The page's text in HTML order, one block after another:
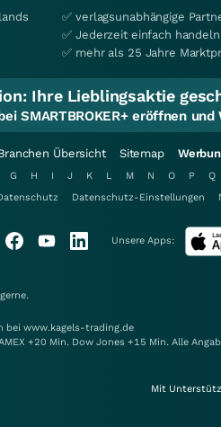
✅ verlagsunabhängige
✅ Jederzeit einfach
✅ mehr als 25 Jahre
Ihre Lieblingsaktie
SMARTBROKER+ eröffnen
Übersicht Sitemap
G H I J K L M N O P Q
Datenschutz-Einstellungen
Unsere Apps:
gerne.
bei www.kagels-trading.de
+20 Min. Dow Jones +15 Min. Alle
Mit